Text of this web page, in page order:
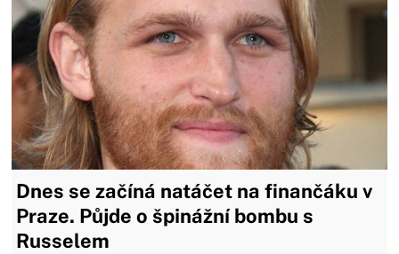
Dnes se začíná natáčet na finančáku v
Praze. Půjde o špinážní bombu s
Russelem